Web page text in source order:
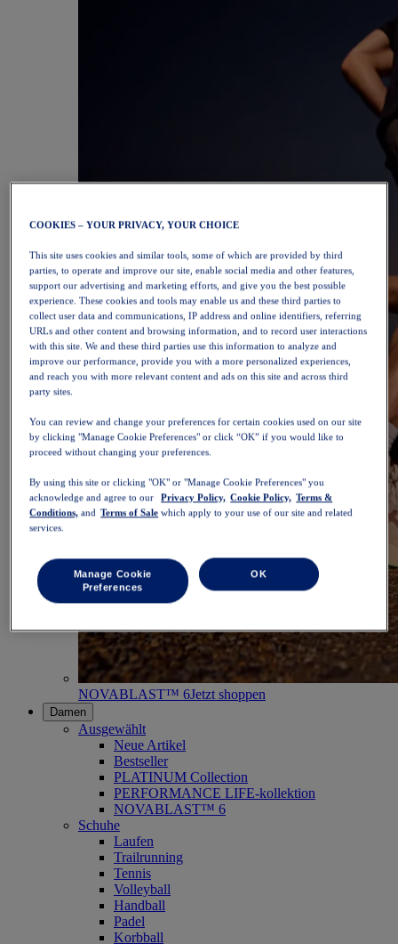
NOVABLAST™ 6Jetzt shoppen
Damen
Ausgewählt
Neue Artikel
Bestseller
PLATINUM Collection
PERFORMANCE LIFE-kollektion
NOVABLAST™ 6
Schuhe
Laufen
Trailrunning
Tennis
Volleyball
Handball
Padel
Korbball
COOKIES – YOUR PRIVACY, YOUR CHOICE
This site uses cookies and similar tools, some of which are provided by third
parties, to operate and improve our site, enable social media and other features,
support our advertising and marketing efforts, and give you the best possible
experience. These cookies and tools may enable us and these third parties to
collect user data and communications, IP address and online identifiers, referring
URLs and other content and browsing information, and to record user interactions
with this site. We and these third parties use this information to analyze and
improve our performance, provide you with a more personalized experiences,
and reach you with more relevant content and ads on this site and across third
party sites.
You can review and change your preferences for certain cookies used on our site
by clicking "Manage Cookie Preferences" or click “OK” if you would like to
proceed without changing your preferences.
By using this site or clicking "OK" or "Manage Cookie Preferences" you
acknowledge and agree to our
Privacy Policy, Cookie Policy, Terms &
Conditions, and Terms of Sale which apply to your use of our site and related
services.
Manage Cookie
Preferences
OK